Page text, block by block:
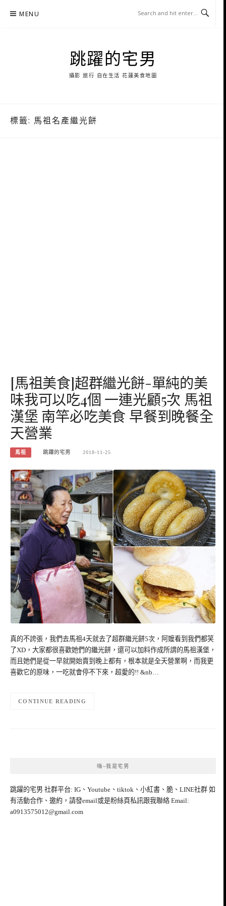
MENU
跳躍的宅男
攝影 旅行 自在生活 花蓮美食地圖
標籤: 馬祖名產繼光餅
[馬祖美食]超群繼光餅-單純的美
味我可以吃4個 一連光顧5次 馬祖
漢堡 南竿必吃美食 早餐到晚餐全
天營業
馬祖 跳躍的宅男 2018-11-25
真的不誇張，我們去馬祖4天就去了超群繼光餅5次，阿嬤看到我們都笑
了XD，大家都很喜歡她們的繼光餅，還可以加料作成所謂的馬祖漢堡，
而且她們是從一早就開始賣到晚上都有，根本就是全天營業啊，而我更
喜歡它的原味，一吃就會停不下來，超愛的!! &nb…
CONTINUE READING
嗨~我是宅男
跳躍的宅男 社群平台: IG、Youtube、tiktok、小紅書、脆、LINE社群 如
有活動合作、邀約，請發email或是粉絲頁私訊跟我聯絡 Email:
a0913575012@gmail.com